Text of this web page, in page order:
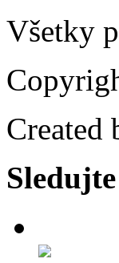
Všetky
Created